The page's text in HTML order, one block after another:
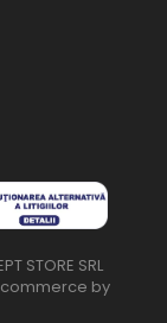
STORE SRL
by